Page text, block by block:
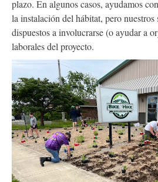
plazo. En algunos casos, ayudamos
la instalación del hábitat, pero nuestros
dispuestos a involucrarse (o ayudar a
laborales del proyecto.